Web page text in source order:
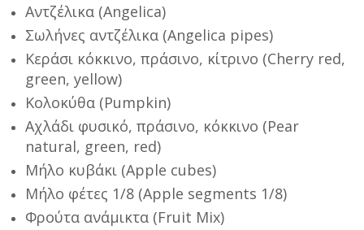
Αντζέλικα (Angelica)
Σωλήνες αντζέλικα (Angelica pipes)
Κεράσι κόκκινο, πράσινο, κίτρινο (Cherry red,
green, yellow)
Κολοκύθα (Pumpkin)
Αχλάδι φυσικό, πράσινο, κόκκινο (Pear
natural, green, red)
Μήλο κυβάκι (Apple cubes)
Μήλο φέτες 1/8 (Apple segments 1/8)
Φρούτα ανάμικτα (Fruit Mix)